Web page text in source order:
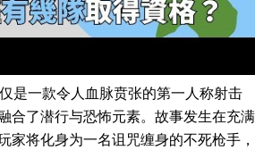
一款令人血脉贲张的第一人称射击
合了潜行与恐怖元素。故事发生在充满
家将化身为一名诅咒缠身的不死枪手，